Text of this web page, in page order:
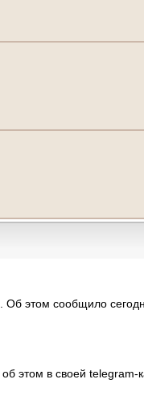
этом сообщило
этом в своей